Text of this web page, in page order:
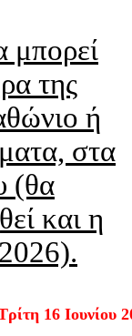
μπορεί
της
ή
στα
(θα
και η
16 Ιουνίου